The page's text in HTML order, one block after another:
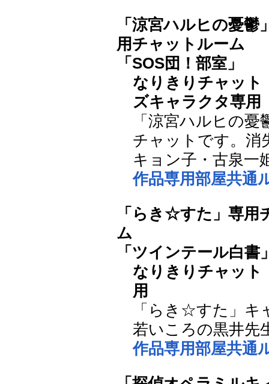
「涼宮ハルヒの憂鬱
用チャットルーム
「SOS団！部室」
なりきりチャット
ズキャラクタ専用
「涼宮ハルヒの
チャットです。消
キョン子・古泉一
作品専用部屋共通
「らき☆すた」専用
ム
「ツインテール白書
なりきりチャッ
用
「らき☆すた」
若いころの黒井先
作品専用部屋共通